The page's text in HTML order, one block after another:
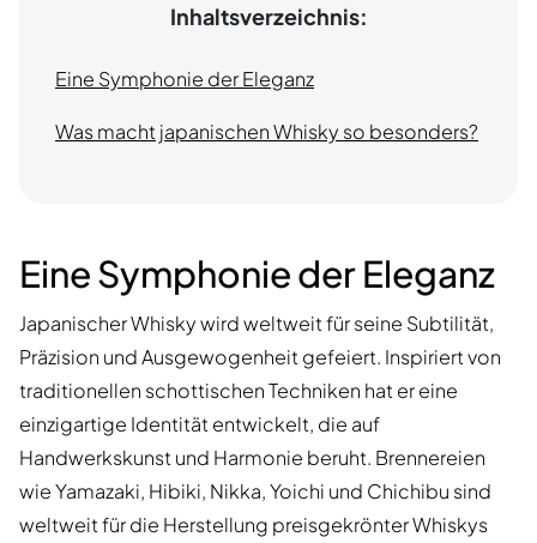
Inhaltsverzeichnis:
Eine Symphonie der Eleganz
Was macht japanischen Whisky so besonders?
Eine Symphonie der Eleganz
Japanischer Whisky wird weltweit für seine Subtilität,
Präzision und Ausgewogenheit gefeiert. Inspiriert von
traditionellen schottischen Techniken hat er eine
einzigartige Identität entwickelt, die auf
Handwerkskunst und Harmonie beruht. Brennereien
wie Yamazaki, Hibiki, Nikka, Yoichi und Chichibu sind
weltweit für die Herstellung preisgekrönter Whiskys